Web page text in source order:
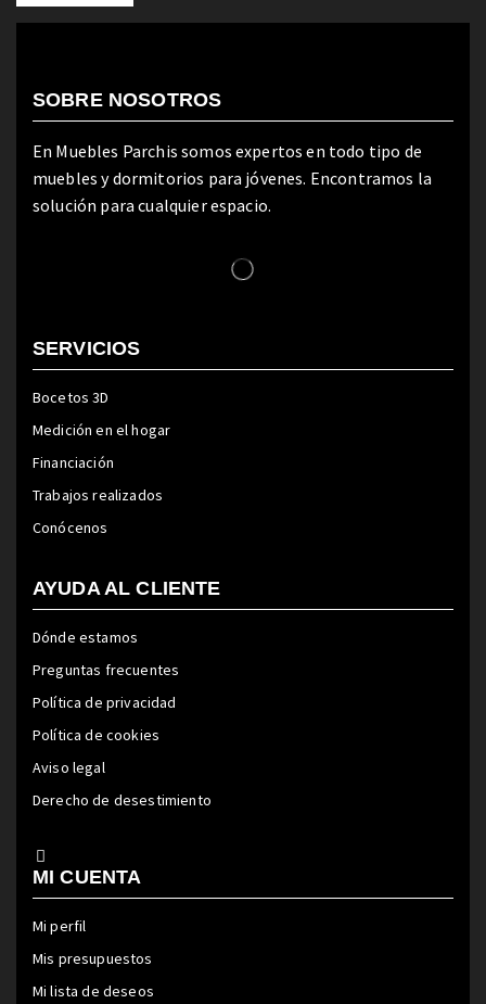
SOBRE NOSOTROS
En Muebles Parchis somos expertos en todo tipo de
muebles y dormitorios para jóvenes. Encontramos la
solución para cualquier espacio.
SERVICIOS
Bocetos 3D
Medición en el hogar
Financiación
Trabajos realizados
Conócenos
AYUDA AL CLIENTE
Dónde estamos
Preguntas frecuentes
Política de privacidad
Política de cookies
Aviso legal
Derecho de desestimiento
MI CUENTA
Mi perfil
Mis presupuestos
Mi lista de deseos